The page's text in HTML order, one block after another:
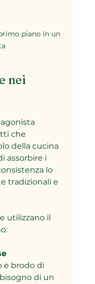
piano in un
nei
che
della cucina
assorbire i
lo
tradizionali e
utilizzano il
di un